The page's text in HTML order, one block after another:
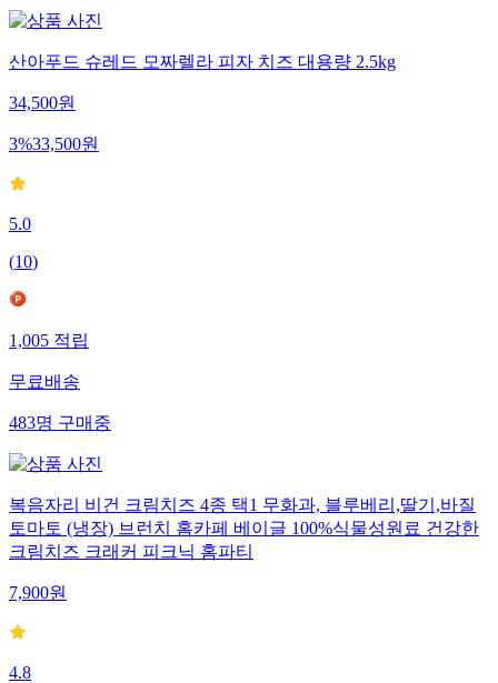
산아푸드 슈레드 모짜렐라 피자 치즈 대용량 2.5kg
34,500원
3%33,500원
5.0
(10)
1,005 적립
무료배송
483명 구매중
복음자리 비건 크림치즈 4종 택1 무화과, 블루베리,딸기,바질
토마토 (냉장) 브런치 홈카페 베이글 100%식물성원료 건강한
크림치즈 크래커 피크닉 홈파티
7,900원
4.8